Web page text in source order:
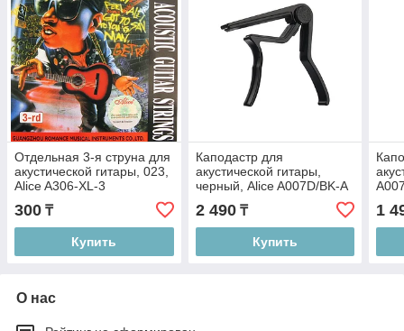
Отдельная 3-я струна для
акустической гитары, 023,
Alice A306-XL-3
300 ₸
Купить
Каподастр для
акустической гитары,
черный, Alice A007D/BK-A
2 490₸
Купить
1
О нас